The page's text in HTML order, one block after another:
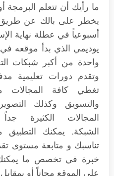
ما رأيك أن تتعلم البرمجة
يخطر على بالك عن
أسبوعياً في عطلة نهاية
واحدة من أكبر شبكات
وتقدم دورات تعليمية
تغطي كافة المجالات
والتسويق وكذلك
المجالات الكثيرة
الشبكة. يمكنك التطبيق
تناسبك و متابعة مستوى
خبرة في تخصص ما
على الموقع مجاناً أو